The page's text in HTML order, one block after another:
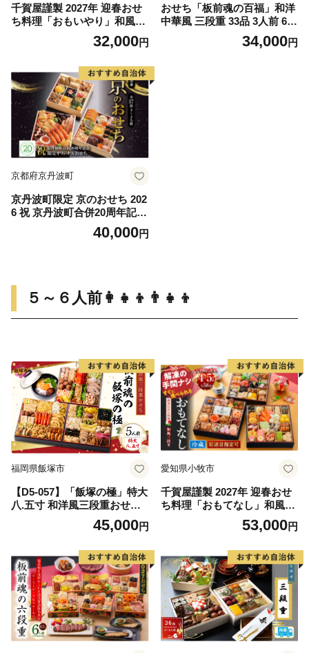
千賀屋謹製 2027年 迎春おせ
ち料理「おもいやり」和風三
段重 3人前 全38品 冷蔵 おせ
ち 2027 おせち料理 小牧市 年
蔵おせち 人気 新春
32,000円
おせち「板前魂の百福」和洋
中華風 三段重 33品 3人前 6.8
寸 豚角煮＆焼売4種 付き【お
せち料理 板前魂 贅沢おせち
34,000円
京都府京丹波町
京丹波町限定 京のおせち 202
6 祝 京丹波町合併20周年記念
限定オリジナルおせち 3段重
37品目 3人前 4人前 急速冷凍
40,000円
５～６人前👩‍👧‍👦👨‍👧‍👦
福岡県飯塚市
【D5-057】「飯塚の極」特大
八.五寸 和洋風三段重おせち
45,000円
愛知県小牧市
千賀屋謹製 2027年 迎春おせ
ち料理「おもてなし」和風三
段重 4～5人前 全58品 冷蔵
53,000円